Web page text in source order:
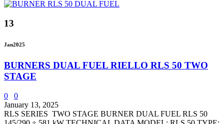
13
Jan2025
BURNERS DUAL FUEL RIELLO RLS 50 TWO
STAGE
0
0
January 13, 2025
RLS SERIES TWO STAGE BURNER DUAL FUEL RLS 50